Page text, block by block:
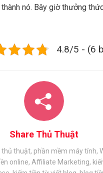
thành nó. Bây giờ thưởng
4.8/5 - (6
Share Thủ Thuật
thủ thuật, phần mềm máy tính,
online, Affiliate Marketing,